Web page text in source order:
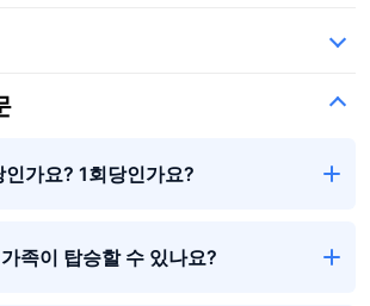
가요? 1회당인가요?
족이 탑승할 수 있나요?